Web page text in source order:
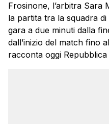
Frosinone, l’arbitra Sara
la partita tra la squadra
gara a due minuti dalla
dall’inizio del match fino
racconta oggi Repubblica